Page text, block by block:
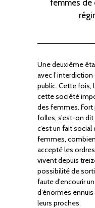
femmes de
Une deuxième
avec l’interdiction
public. Cette fois,
cette société
des femmes.
folles, s’est-on
c’est un fait
femmes,
accepté les
vivent depuis
possibilité de
faute d’encourir
d’énormes
leurs proches.